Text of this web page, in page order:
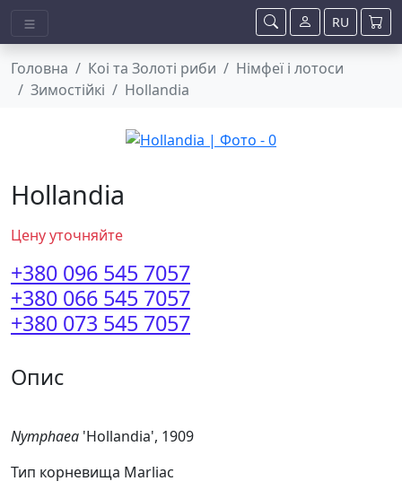
Головна Коі та Золоті риби
Німфеї і лотоси
Зимостійкі
Hollandia
Hollandia
Цену уточняйте
+380 096 545 7057
+380 066 545 7057
+380 073 545 7057
Опис
Nymphaea 'Hollandia', 1909
Тип корневища Marliac
RU